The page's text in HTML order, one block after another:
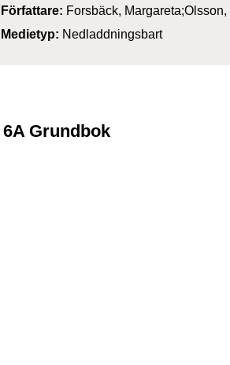
Författare: Forsbäck, Margareta;Olsson,
Medietyp: Nedladdningsbart
Grundbok